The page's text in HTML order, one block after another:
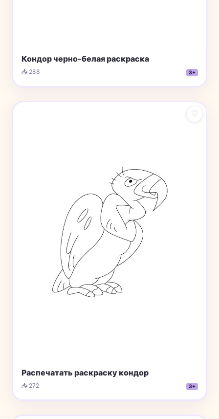
Кондор черно-белая раскраска
📥 288 3+
♡
Распечатать раскраску кондор
📥 272 3+